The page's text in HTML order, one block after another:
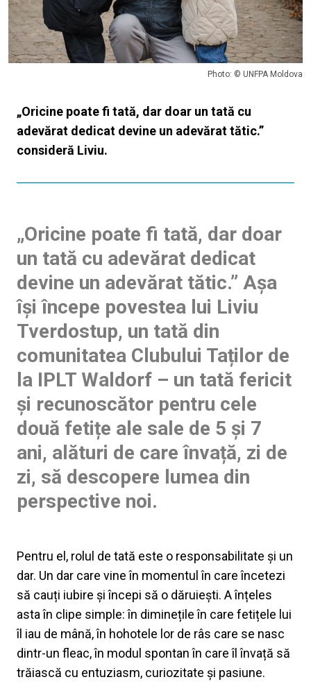
Photo: © UNFPA Moldova
„Oricine poate fi tată, dar doar un tată cu
adevărat dedicat devine un adevărat tătic.”
consideră Liviu.
„Oricine poate fi tată, dar doar
un tată cu adevărat dedicat
devine un adevărat tătic.” Așa
își începe povestea lui Liviu
Tverdostup, un tată din
comunitatea Clubului Taților de
la IPLT Waldorf – un tată fericit
și recunoscător pentru cele
două fetițe ale sale de 5 și 7
ani, alături de care învață, zi de
zi, să descopere lumea din
perspective noi.
Pentru el, rolul de tată este o responsabilitate și un
dar. Un dar care vine în momentul în care încetezi
să cauți iubire și începi să o dăruiești. A înțeles
asta în clipe simple: în diminețile în care fetițele lui
îl iau de mână, în hohotele lor de râs care se nasc
dintr-un fleac, în modul spontan în care îl învață să
trăiască cu entuziasm, curiozitate și pasiune.